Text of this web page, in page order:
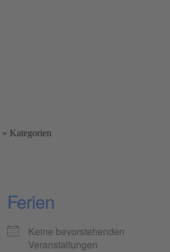
» Kategorien
Ferien
Keine bevorstehenden
Veranstaltungen